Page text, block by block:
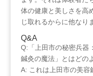
体の健康と美しさを高
じ取れるからに他なり
Q&A
Q:「上田市の秘密兵器
鍼灸の魔法」とはどの
A: これは上田市の美容